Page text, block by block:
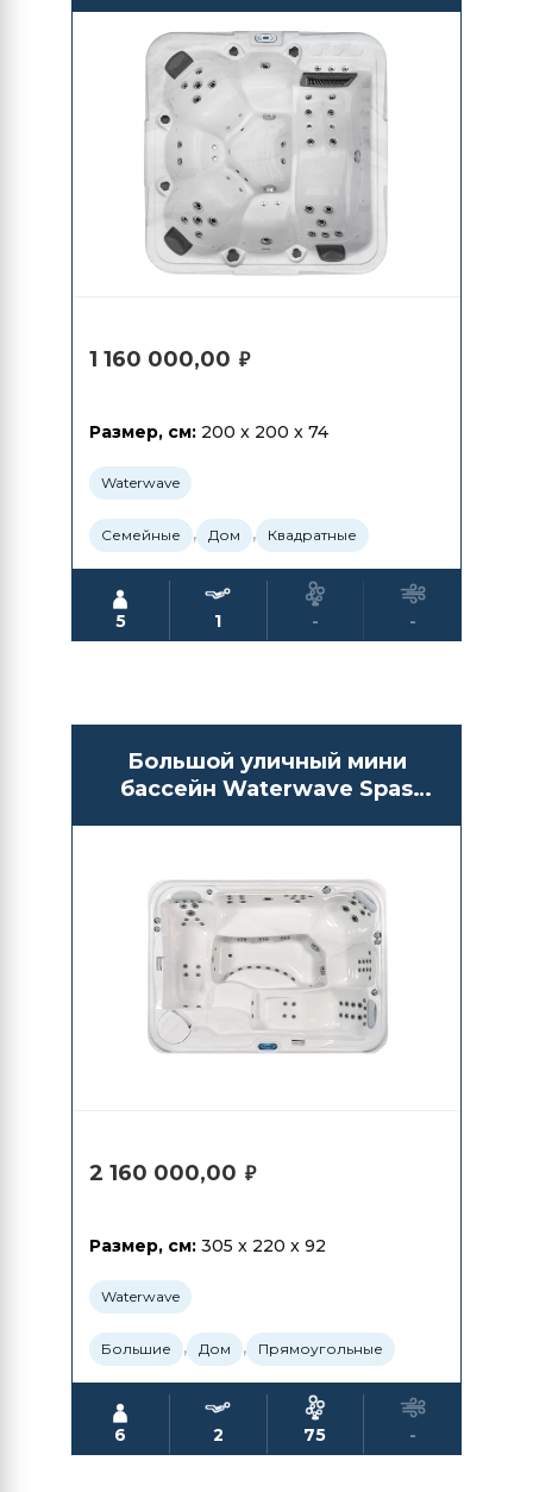
1 160 000,00 ₽
Размер, см: 200 x 200 x 74
Waterwave
Семейные , Дом , Квадратные
5 1 - -
Большой уличный мини
бассейн Waterwave Spas
2 160 000,00 ₽
Размер, см: 305 x 220 x 92
Waterwave
Большие , Дом , Прямоугольные
6 2 75 -